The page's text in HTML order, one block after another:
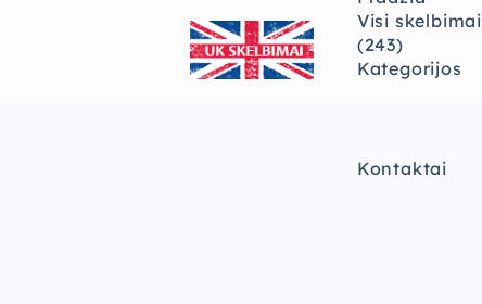
Visi skelbimai
(243)
Kategorijos
Kontaktai